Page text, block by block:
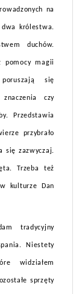
na
królestwa.
duchów.
pomocy magii
się
czy
Przedstawia
przybrało
się zazwyczaj.
Trzeba też
kulturze Dan
tradycyjny
Niestety
widziałem
sprzęty